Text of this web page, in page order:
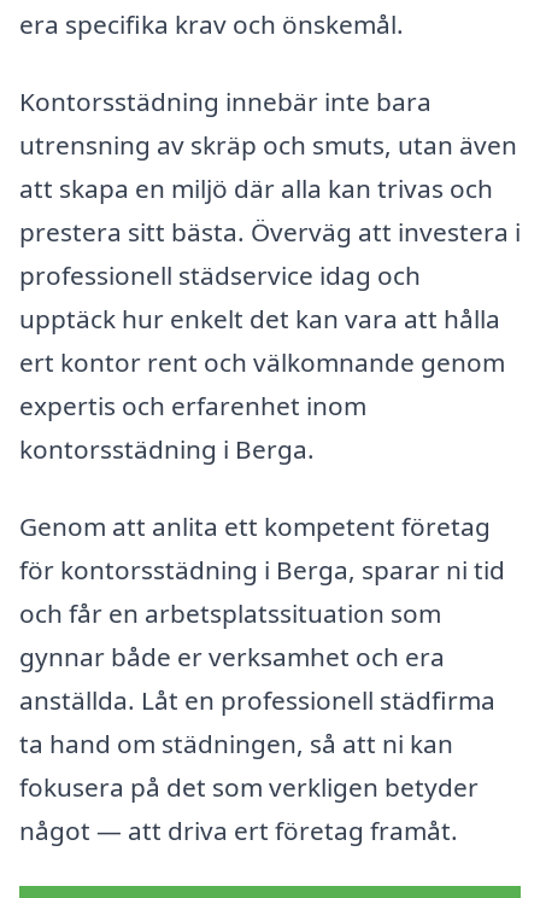
era specifika krav och önskemål.
Kontorsstädning innebär inte bara
utrensning av skräp och smuts, utan även
att skapa en miljö där alla kan trivas och
prestera sitt bästa. Överväg att investera i
professionell städservice idag och
upptäck hur enkelt det kan vara att hålla
ert kontor rent och välkomnande genom
expertis och erfarenhet inom
kontorsstädning i Berga.
Genom att anlita ett kompetent företag
för kontorsstädning i Berga, sparar ni tid
och får en arbetsplatssituation som
gynnar både er verksamhet och era
anställda. Låt en professionell städfirma
ta hand om städningen, så att ni kan
fokusera på det som verkligen betyder
något — att driva ert företag framåt.